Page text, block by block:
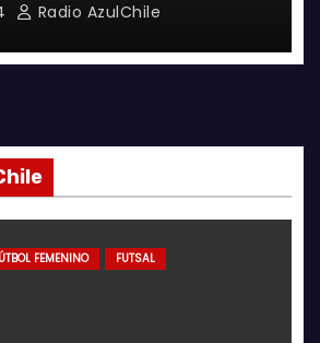
Radio AzulChile
FEMENINO FUTSAL